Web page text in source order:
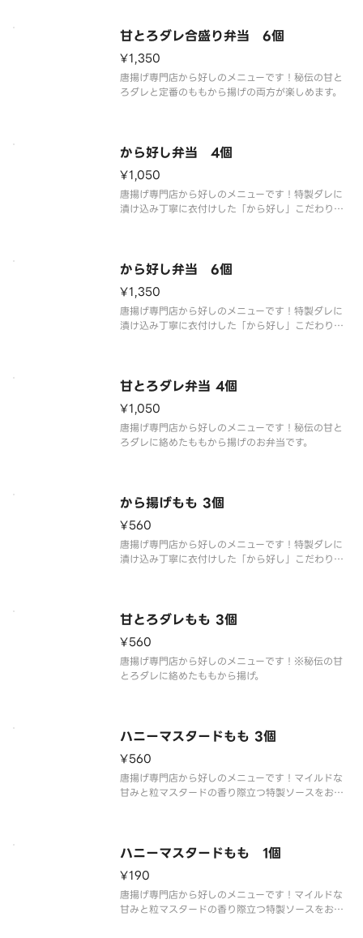
甘とろダレ合盛り弁当 6個
¥1,350
唐揚げ専門店から好しのメニューです！秘伝の甘と
ろダレと定番のももから揚げの両方が楽しめます。
から好し弁当 4個
¥1,050
唐揚げ専門店から好しのメニューです！特製ダレに
漬け込み丁寧に衣付けした「から好し」こだわりの
から好し弁当 6個
¥1,350
唐揚げ専門店から好しのメニューです！特製ダレに
漬け込み丁寧に衣付けした「から好し」こだわりの
甘とろダレ弁当 4個
¥1,050
唐揚げ専門店から好しのメニューです！秘伝の甘と
ろダレに絡めたももから揚げのお弁当です。
から揚げもも 3個
¥560
唐揚げ専門店から好しのメニューです！特製ダレに
漬け込み丁寧に衣付けした「から好し」こだわりの
甘とろダレもも 3個
¥560
唐揚げ専門店から好しのメニューです！※秘伝の甘
とろダレに絡めたももから揚げ。
ハニーマスタードもも 3個
¥560
唐揚げ専門店から好しのメニューです！マイルドな
甘みと粒マスタードの香り際立つ特製ソースをお楽
ハニーマスタードもも 1個
¥190
唐揚げ専門店から好しのメニューです！マイルドな
甘みと粒マスタードの香り際立つ特製ソースをお楽